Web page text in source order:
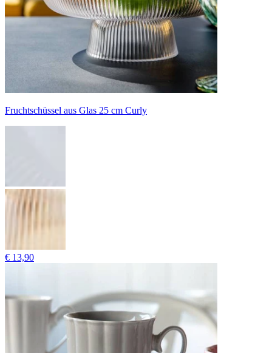
Fruchtschüssel aus Glas 25 cm Curly
€ 13,90